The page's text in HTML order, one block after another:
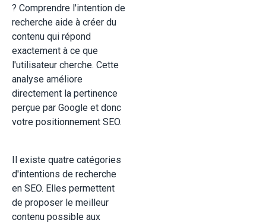
? Comprendre l'intention de
recherche aide à créer du
contenu qui répond
exactement à ce que
l'utilisateur cherche. Cette
analyse améliore
directement la pertinence
perçue par Google et donc
votre positionnement SEO.
Il existe quatre catégories
d'intentions de recherche
en SEO. Elles permettent
de proposer le meilleur
contenu possible aux